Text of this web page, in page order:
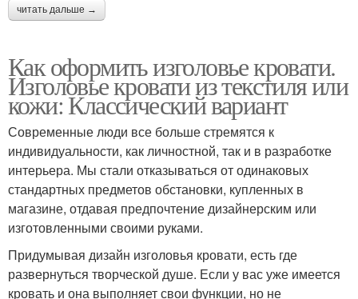
читать дальше →
Как оформить изголовье кровати.
Изголовье кровати из текстиля или
кожи: Классический вариант
Современные люди все больше стремятся к
индивидуальности, как личностной, так и в разработке
интерьера. Мы стали отказываться от одинаковых
стандартных предметов обстановки, купленных в
магазине, отдавая предпочтение дизайнерским или
изготовленными своими руками.
Придумывая дизайн изголовья кровати, есть где
развернуться творческой душе. Если у вас уже имеется
кровать и она выполняет свои функции, но не